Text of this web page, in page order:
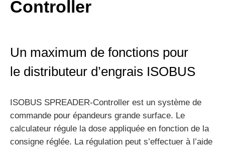
Controller
Un maximum de fonctions pour
le distributeur d’engrais ISOBUS
ISOBUS SPREADER-Controller est un système de
commande pour épandeurs grande surface. Le
calculateur régule la dose appliquée en fonction de la
consigne réglée. La régulation peut s’effectuer à l’aide